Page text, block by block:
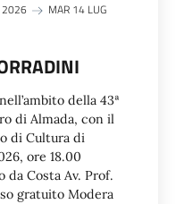
2026
MAR 14 LUG
della 43ª
di Almada, con il
di Cultura di
ore 18.00
da Costa Av. Prof.
gratuito Modera